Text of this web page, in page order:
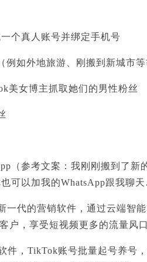
个真人账号并绑定手机号
如外地旅游、刚搬到新城市等
美女博主抓取她们的男性粉丝
（参考文案：我刚刚搬到了新
可以加我的WhatsApp跟我聊
一代的营销软件，通过云端智
户，享受短视频更多的流量风口
，TikTok账号批量起号养号